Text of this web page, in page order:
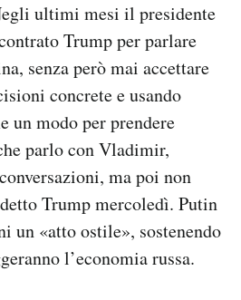
ultimi mesi il presidente
Trump per parlare
senza però mai accettare
concrete e usando
un modo per prendere
parlo con Vladimir,
ma poi non
Trump mercoledì. Putin
un «atto ostile», sostenendo
l’economia russa.